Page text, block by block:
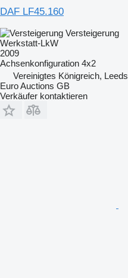
DAF LF45.160
Versteigerung
Werkstatt-LkW
2009
Achsenkonfiguration 4x2
Vereinigtes Königreich, Leeds
Euro Auctions GB
Verkäufer kontaktieren